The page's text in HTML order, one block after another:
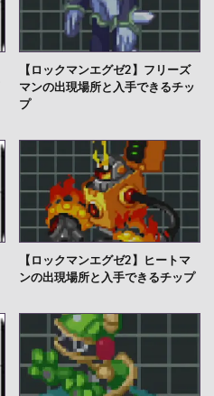
【ロックマンエグゼ2】フリーズ
マンの出現場所と入手できるチッ
プ
【ロックマンエグゼ2】ヒートマ
ンの出現場所と入手できるチップ